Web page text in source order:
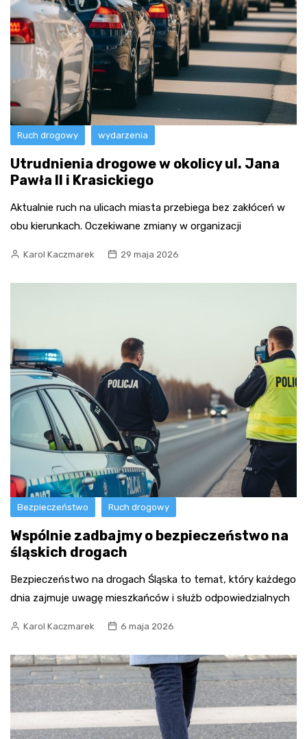
Ruch drogowy wydarzenia
Utrudnienia drogowe w okolicy ul. Jana
Pawła II i Krasickiego
Aktualnie ruch na ulicach miasta przebiega bez zakłóceń w
obu kierunkach. Oczekiwane zmiany w organizacji
Karol Kaczmarek 29 maja 2026
Bezpieczeństwo Ruch drogowy
Wspólnie zadbajmy o bezpieczeństwo na
śląskich drogach
Bezpieczeństwo na drogach Śląska to temat, który każdego
dnia zajmuje uwagę mieszkańców i służb odpowiedzialnych
Karol Kaczmarek 6 maja 2026